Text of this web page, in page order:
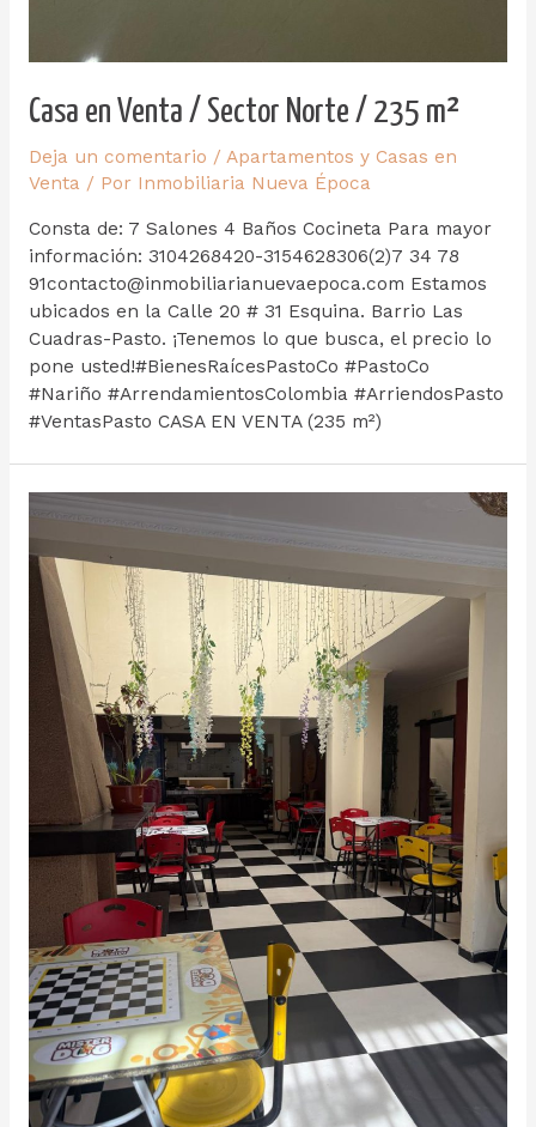
Casa en Venta / Sector Norte / 235 m²
Deja un comentario / Apartamentos y Casas en
Venta / Por Inmobiliaria Nueva Época
Consta de: 7 Salones 4 Baños Cocineta Para mayor
información: 3104268420-3154628306(2)7 34 78
91contacto@inmobiliarianuevaepoca.com Estamos
ubicados en la Calle 20 # 31 Esquina. Barrio Las
Cuadras-Pasto. ¡Tenemos lo que busca, el precio lo
pone usted!#BienesRaícesPastoCo #PastoCo
#Nariño #ArrendamientosColombia #ArriendosPasto
#VentasPasto CASA EN VENTA (235 m²)